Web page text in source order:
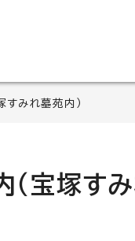
みれ墓苑内）
宝塚す